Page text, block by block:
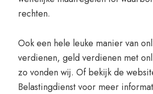
rechten.
Ook een hele leuke manier van
verdienen, geld verdienen met
zo vonden wij. Of bekijk de
Belastingdienst voor meer